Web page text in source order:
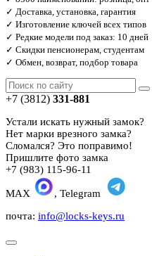
✓ Доставка, установка, гарантия
✓ Изготовление ключей всех типов
✓ Редкие модели под заказ: 10 дней
✓ Скидки пенсионерам, студентам
✓ Обмен, возврат, подбор товара
+7 (3812) 331-881
Устали искать нужный замок?
Нет марки врезного замка?
Сломался? Это поправимо!
Пришлите фото замка
+7 (983) 115-96-11
MAX
, Telegram
почта: info@locks-keys.ru